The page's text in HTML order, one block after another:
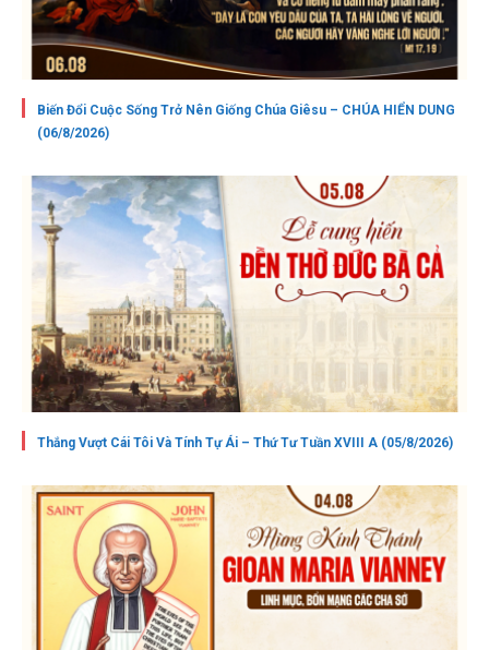
Biến Đổi Cuộc Sống Trở Nên Giống Chúa Giêsu – CHÚA HIỂN DUNG
(06/8/2026)
Thắng Vượt Cái Tôi Và Tính Tự Ái – Thứ Tư Tuần XVIII A (05/8/2026)